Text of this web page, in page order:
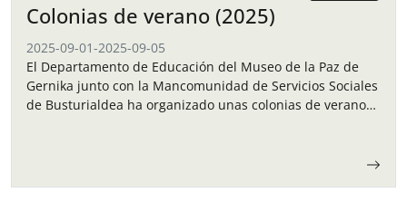
Colonias de verano (2025)
2025-09-01-2025-09-05
El Departamento de Educación del Museo de la Paz de
Gernika junto con la Mancomunidad de Servicios Sociales
de Busturialdea ha organizado unas colonias de verano